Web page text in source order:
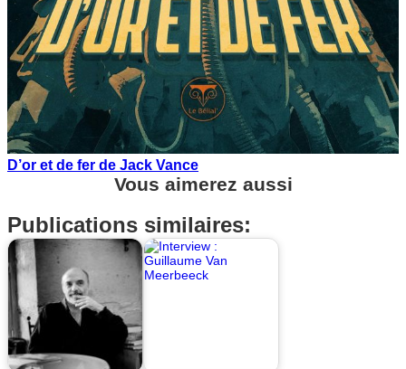
D’or et de fer de Jack Vance
Vous aimerez aussi
Publications similaires: